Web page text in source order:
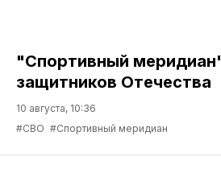
"Спортивный
защитников Отечества
10 августа, 10:36
#СВО #Спортивный меридиан